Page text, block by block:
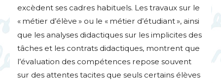
excèdent ses cadres habituels. Les travaux sur le
« métier d’élève » ou le « métier d’étudiant», ainsi
que les analyses didactiques sur les implicites des
tâches et les contrats didactiques, montrent que
l’évaluation des compétences repose souvent
sur des attentes tacites que seuls certains élèves